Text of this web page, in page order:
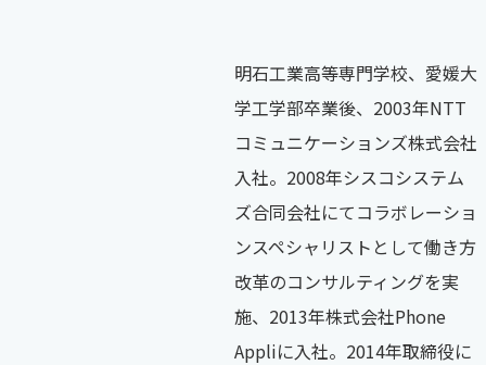
明石工業高等専門学校、愛媛大
学工学部卒業後、2003年NTT
コミュニケーションズ株式会社
入社。2008年シスコシステム
ズ合同会社にてコラボレーショ
ンスペシャリストとして働き方
改革のコンサルティングを実
施、2013年株式会社Phone
Appliに入社。2014年取締役に